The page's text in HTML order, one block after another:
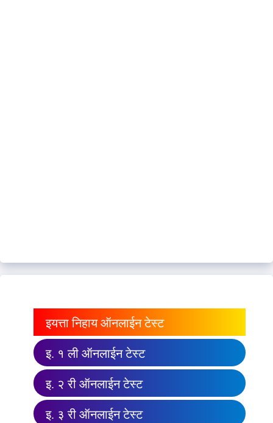
इयत्ता निहाय ऑनलाईन टेस्ट
इ. १ ली ऑनलाईन टेस्ट
इ. २ री ऑनलाईन टेस्ट
इ. ३ री ऑनलाईन टेस्ट